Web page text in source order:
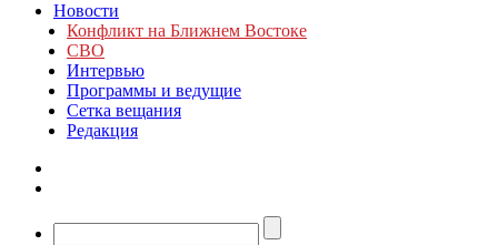
Новости
Конфликт на Ближнем Востоке
СВО
Интервью
Программы и ведущие
Сетка вещания
Редакция